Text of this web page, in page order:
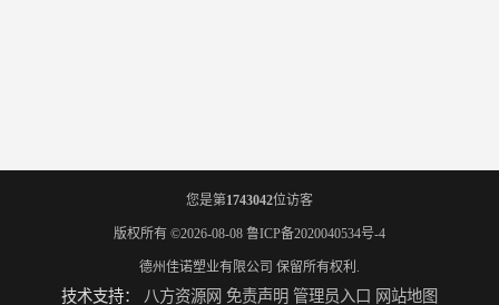
您是第1743042位访客
版权所有 ©2026-08-08 鲁ICP备2020040534号-4
德州佳诺塑业有限公司 保留所有权利.
技术支持： 八方资源网 免责声明 管理员入口 网站地图